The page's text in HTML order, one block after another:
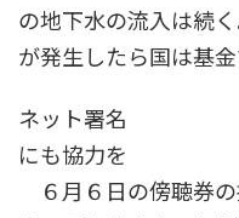
の地下水の流入は続
が発生したら国は基金
ネット署名
にも協力を
６月６日の傍聴券の